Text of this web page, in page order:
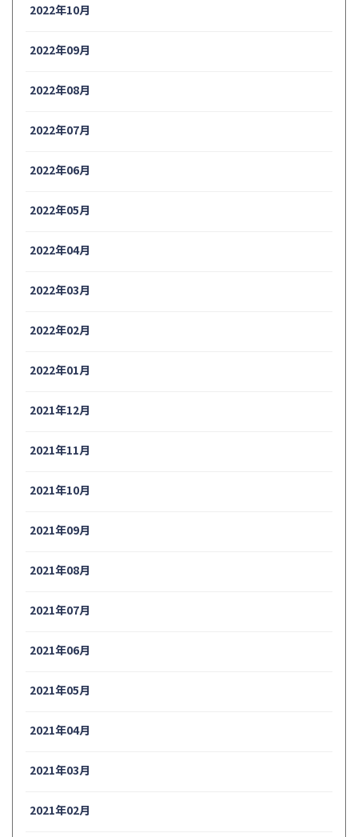
2022年10月
2022年09月
2022年08月
2022年07月
2022年06月
2022年05月
2022年04月
2022年03月
2022年02月
2022年01月
2021年12月
2021年11月
2021年10月
2021年09月
2021年08月
2021年07月
2021年06月
2021年05月
2021年04月
2021年03月
2021年02月